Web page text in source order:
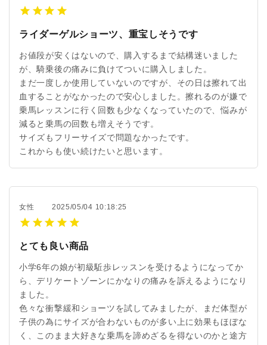
ライダーゲルショーツ、重宝しそうです
お値段が安くはないので、購入するまで結構迷いました
が、騎乗後の痛みに負けてついに購入しました。
まだ一度しか使用していないのですが、その日は擦れて出
血することがなかったので安心しました。擦れるのが嫌で
乗馬レッスンに行く回数も少なくなっていたので、悩みが
減ると乗馬の回数も増えそうです。
サイズもフリーサイズで問題なかったです。
これからも使い続けたいと思います。
女性 2025/05/04 10:18:25
とても良い商品
小学6年の娘が初級駈歩レッスンを受けるようになってか
ら、デリケートゾーンにかなりの痛みを訴えるようになり
ました。
色々な衝撃緩和ショーツを試してみましたが、まだ体型が
子供の為にサイズが合わないものが多い上に効果もほぼな
く、このまま大好きな乗馬を諦めざるを得ないのかと途方